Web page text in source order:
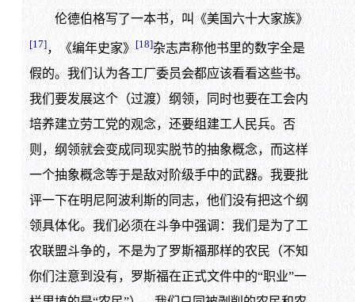
伦德伯格写了一本书，叫《美国六十大家族》
[17]，《编年史家》 [18]杂志声称他书里的数字全是
假的。我们认为各工厂委员会都应该看看这些书。
我们要发展这个（过渡）纲领，同时也要在工会内
培养建立劳工党的观念，还要组建工人民兵。否
则，纲领就会变成同现实脱节的抽象概念，而这样
一个抽象概念等于是敌对阶级手中的武器。我要批
评一下在明尼阿波利斯的同志，他们没有把这个纲
领具体化。我们必须在斗争中强调：我们是为了工
农联盟斗争的，不是为了罗斯福那样的农民（不知
你们注意到没有，罗斯福在正式文件中的“职业”一